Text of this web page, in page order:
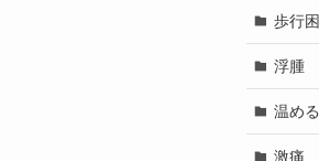
歩行
浮腫
温める
激痛